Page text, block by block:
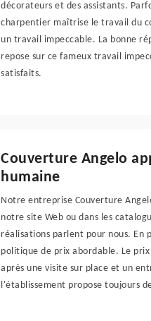
décorateurs et des assistants.
charpentier maîtrise le travail du
un travail impeccable. La bonne
repose sur ce fameux travail
satisfaits.
Couverture Angelo
humaine
Notre entreprise Couverture
notre site Web ou dans les
réalisations parlent pour nous.
politique de prix abordable. Le
après une visite sur place et un
l'établissement propose toujours